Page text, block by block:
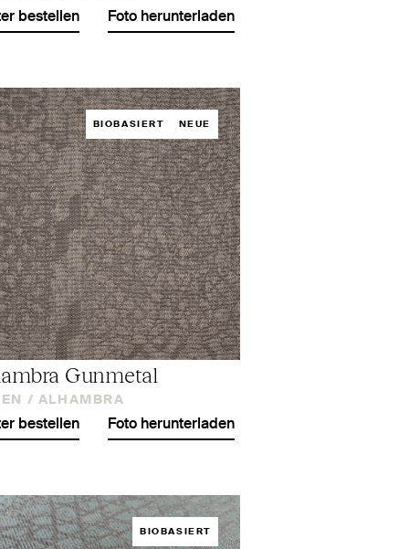
bestellen Foto herunterladen
BIOBASIERT NEUE
Gunmetal
/ ALHAMBRA
bestellen Foto herunterladen
BIOBASIERT